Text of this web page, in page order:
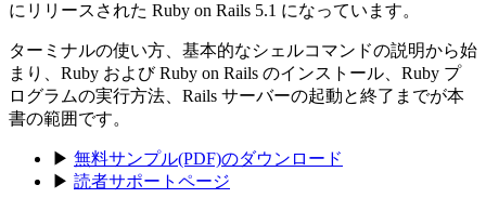
にリリースされた Ruby on Rails 5.1 になっています。
ターミナルの使い方、基本的なシェルコマンドの説明から始
まり、Ruby および Ruby on Rails のインストール、Ruby プ
ログラムの実行方法、Rails サーバーの起動と終了までが本
書の範囲です。
▶ 無料サンプル(PDF)のダウンロード
▶ 読者サポートページ